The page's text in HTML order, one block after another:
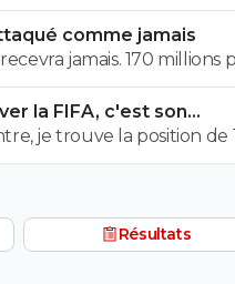
juste pour prendre du
Infantino par le
des casserolles.
de ne pas en profiter.
comme jamais
jamais. 170 millions
ne faut pas prendre ses
payera ce prix pour là
la FIFA, c'est son
je trouve la position de
quand il dénonce
le Real, le
c est grâce à ces clubs
à la hausse des
Résultats